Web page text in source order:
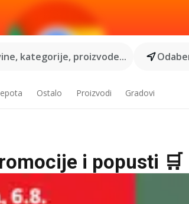
kategorije, proizvode...
Ostalo Proizvodi Gradovi
i popusti 🛒